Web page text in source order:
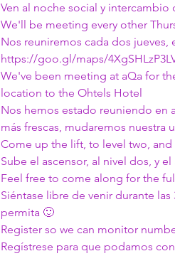
Ven al noche social y
We'll be meeting every other
Nos reuniremos cada dos jueves,
https://goo.gl/maps/
We've been meeting at aQa for
location to the Ohtels Hotel
Nos hemos estado reuniendo en
más frescas, mudaremos nuestra
Come up the lift, to level two,
Sube el ascensor, al nivel dos, y
Feel free to come along for the
Siéntase libre de venir durante
permita 🙂
Register so we can monitor
Regístrese para que podamos